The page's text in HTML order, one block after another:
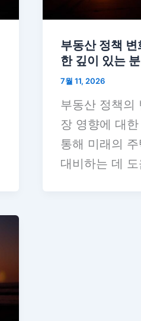
부동산 정책
한 깊이 있는
7월 11, 2026
부동산 정책의
장 영향에 대
통해 미래의
대비하는 데